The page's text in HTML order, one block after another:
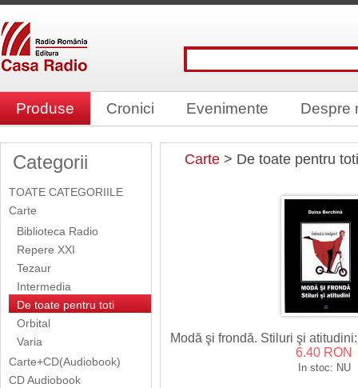
Produse Cronici Evenimente Despre
Categorii
TOATE CATEGORIILE
Carte
Biblioteca Radio
Repere XXI
Tezaur
Intermedia
De toate pentru toti
Orbital
Varia
Carte+CD(Audiobook)
CD Audiobook
Carte > De toate pentru toti
Modă şi frondă. Stiluri şi
6.40 RON
In stoc: NU